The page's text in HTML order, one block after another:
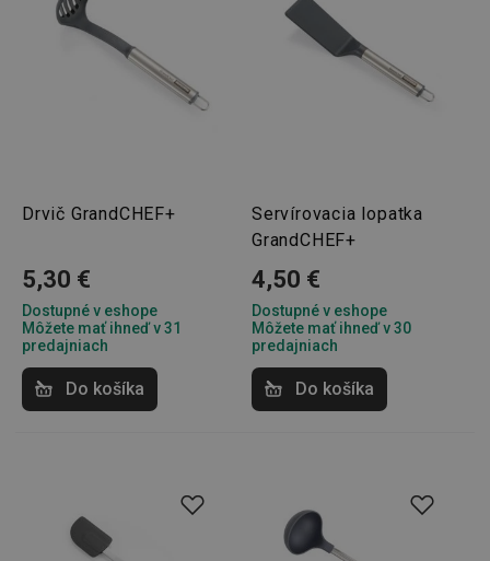
Drvič GrandCHEF+
5,30 €
Dostupné v eshope
Môžete mať ihneď v 31
predajniach
Do košíka
Servírovacia lopatka
GrandCHEF+
4,50 €
Dostupné v eshope
Môžete mať ihneď v 30
predajniach
Do košíka